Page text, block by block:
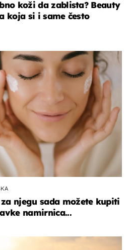
koži da zablista? Beauty
koja si i same često
njegu sada možete kupiti
namirnica...